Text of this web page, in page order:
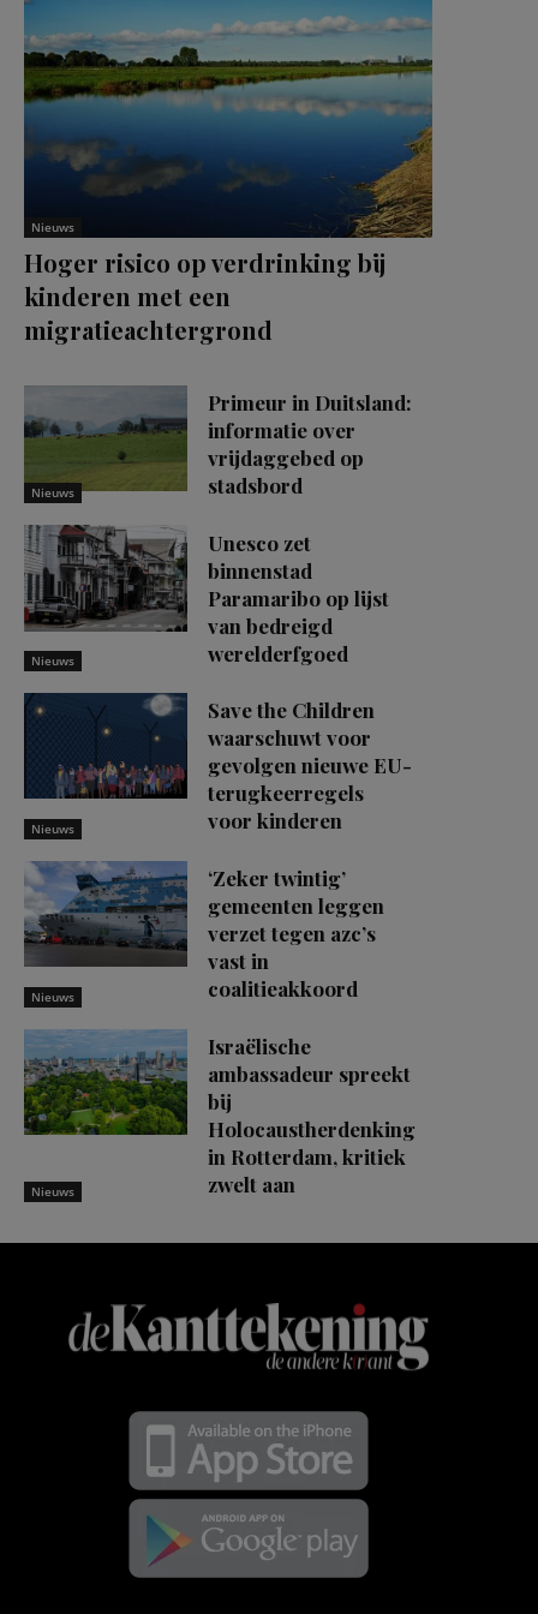
Nieuws
Hoger risico op verdrinking bij
kinderen met een
migratieachtergrond
Nieuws
Primeur in Duitsland:
informatie over
vrijdaggebed op
stadsbord
Nieuws
Unesco zet
binnenstad
Paramaribo op lijst
van bedreigd
werelderfgoed
Nieuws
Save the Children
waarschuwt voor
gevolgen nieuwe EU-
terugkeerregels
voor kinderen
Nieuws
‘Zeker twintig’
gemeenten leggen
verzet tegen azc’s
vast in
coalitieakkoord
Nieuws
Israëlische
ambassadeur spreekt
bij
Holocaustherdenking
in Rotterdam, kritiek
zwelt aan